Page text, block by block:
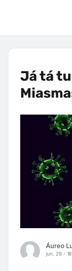
Já tá
jun. 29 -